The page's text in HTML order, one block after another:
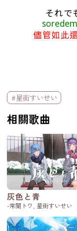
それで
儘管如此
標籤欄
#星街すいせい
相關歌曲
灰色と青
-常闇トワ, 星街すいせい